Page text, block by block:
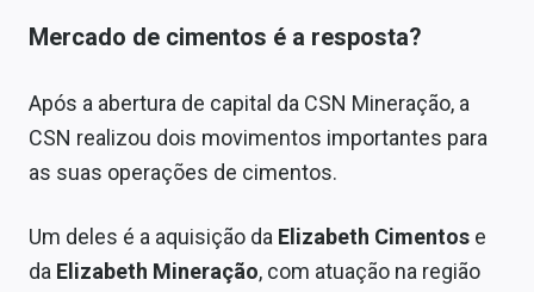
Mercado de cimentos é a resposta?
Após a abertura de capital da CSN Mineração, a
CSN realizou dois movimentos importantes para
as suas operações de cimentos.
Um deles é a aquisição da Elizabeth Cimentos e
da Elizabeth Mineração, com atuação na região